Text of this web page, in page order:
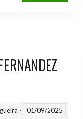
01/09/2025